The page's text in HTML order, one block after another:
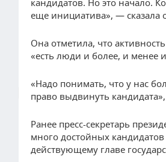
кандидатов. Но это начало.
еще инициатива», — сказала
Она отметила, что
«есть люди и более, и менее
«Надо понимать, что у нас
право выдвинуть
Ранее пресс-секретарь
много достойных
действующему главе